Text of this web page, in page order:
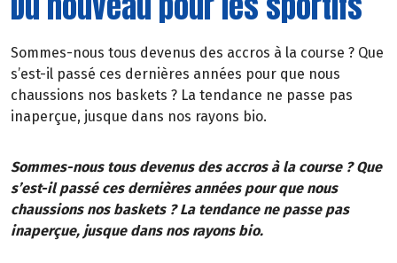
Sommes-nous tous devenus des accros à la course ? Que
s’est-il passé ces dernières années pour que nous
chaussions nos baskets ? La tendance ne passe pas
inaperçue, jusque dans nos rayons bio.
Sommes-nous tous devenus des accros à la course ? Que
s’est-il passé ces dernières années pour que nous
chaussions nos baskets ? La tendance ne passe pas
inaperçue, jusque dans nos rayons bio.